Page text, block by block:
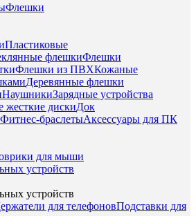
Флешки
Пластиковые
флешкиФлешки
Флешки из ПВХКожаные
Деревянные флешки
НаушникиЗарядные устройства
жесткие дискиДок
Фитнес-браслетыАксессуары для ПК
для мыши
устройств
устройств
для телефоновПодставки для